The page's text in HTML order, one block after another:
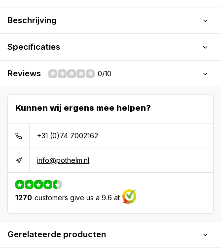
Beschrijving
Specificaties
Reviews 0/10
Kunnen wij ergens mee helpen?
+31 (0)74 7002162
info@pothelm.nl
1270 customers give us a 9.6 at
Gerelateerde producten